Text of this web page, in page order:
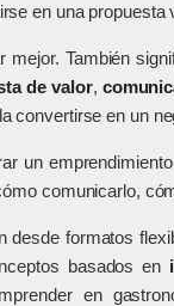
en una propuesta
mejor. También
de valor,
convertirse en un
un
comunicarlo,
desde formatos
basados en
en